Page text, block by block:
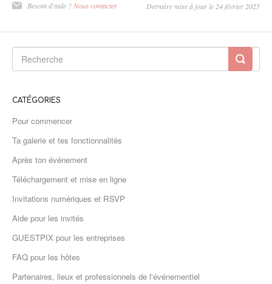
Besoin d'aide ?Nous contacter Dernière mise à jour le 24 février 2025
CATÉGORIES
Pour commencer
Ta galerie et tes fonctionnalités
Après ton événement
Téléchargement et mise en ligne
Invitations numériques et RSVP
Aide pour les invités
GUESTPIX pour les entreprises
FAQ pour les hôtes
Partenaires, lieux et professionnels de l'événementiel